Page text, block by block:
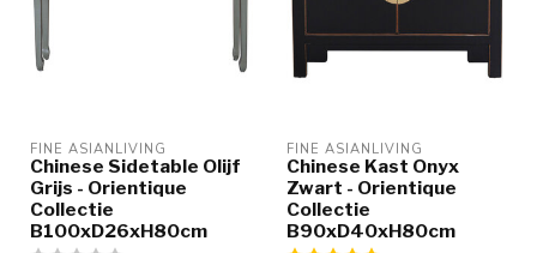
FINE ASIANLIVING
Chinese Sidetable Olijf
Grijs - Orientique
Collectie
B100xD26xH80cm
FINE ASIANLIVING
Chinese Kast Onyx
Zwart - Orientique
Collectie
B90xD40xH80cm